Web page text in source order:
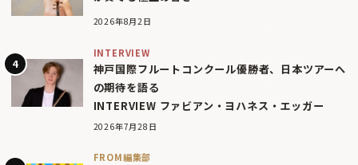
2026年8月2日
INTERVIEW
神戸国際フルートコンクール優勝者、日本ツアーへ
の期待を語る
INTERVIEW ファビアン・ヨハネス・エッガー
2026年7月28日
FROM編集部